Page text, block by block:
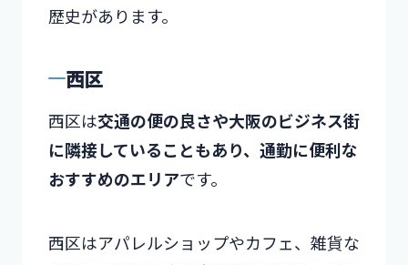
歴史があります。
西区
西区は交通の便の良さや大阪のビジネス街
に隣接していることもあり、通勤に便利な
おすすめのエリアです。
西区はアパレルショップやカフェ、雑貨な